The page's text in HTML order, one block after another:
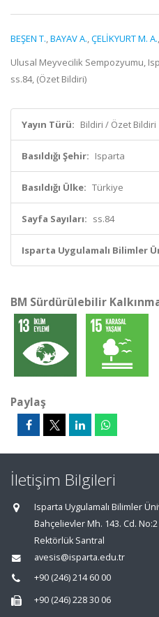
BEŞEN T.,BAYAV A.,ÇELİKYURT M. A.,
Ulusal Meyvecilik Sempozyumu,
ss.84, (Özet Bildiri)
Yayın Türü: Bildiri / Özet Bildiri
Basıldığı Şehir: Isparta
Basıldığı Ülke: Türkiye
Sayfa Sayıları: ss.84
Isparta Uygulamalı Bilimler
BM Sürdürülebilir
Paylaş
İletişim Bilgileri
Isparta Uygulamalı Bilimler
Bahçelievler Mh. 143. Cd. No:2
Rektörlük Santral
avesis@isparta.edu.tr
+90 (246) 214 60 00
+90 (246) 228 30 06